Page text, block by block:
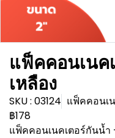
แฟ็คคอนเนค
เหลือง
SKU : 03124 แฟ็คคอนเ
฿178
แฟ็คคอนเนคเตอร์กันน้ำ